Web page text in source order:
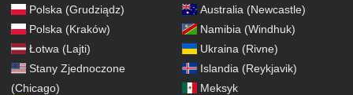
Polska (Grudziądz)
Polska (Kraków)
Łotwa (Lajti)
Stany Zjednoczone
(Chicago)
Australia (Newcastle)
Namibia (Windhuk)
Ukraina (Rivne)
Islandia (Reykjavik)
Meksyk